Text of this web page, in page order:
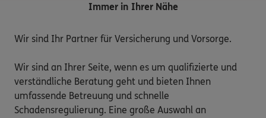
Immer in Ihrer Nähe
Wir sind Ihr Partner für Versicherung und Vorsorge.
Wir sind an Ihrer Seite, wenn es um qualifizierte und
verständliche Beratung geht und bieten Ihnen
umfassende Betreuung und schnelle
Schadensregulierung. Eine große Auswahl an